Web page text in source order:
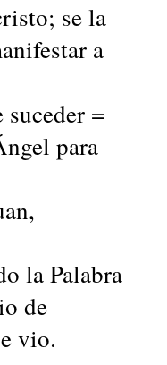
se la
a
suceder =
para
la Palabra
de
vio.